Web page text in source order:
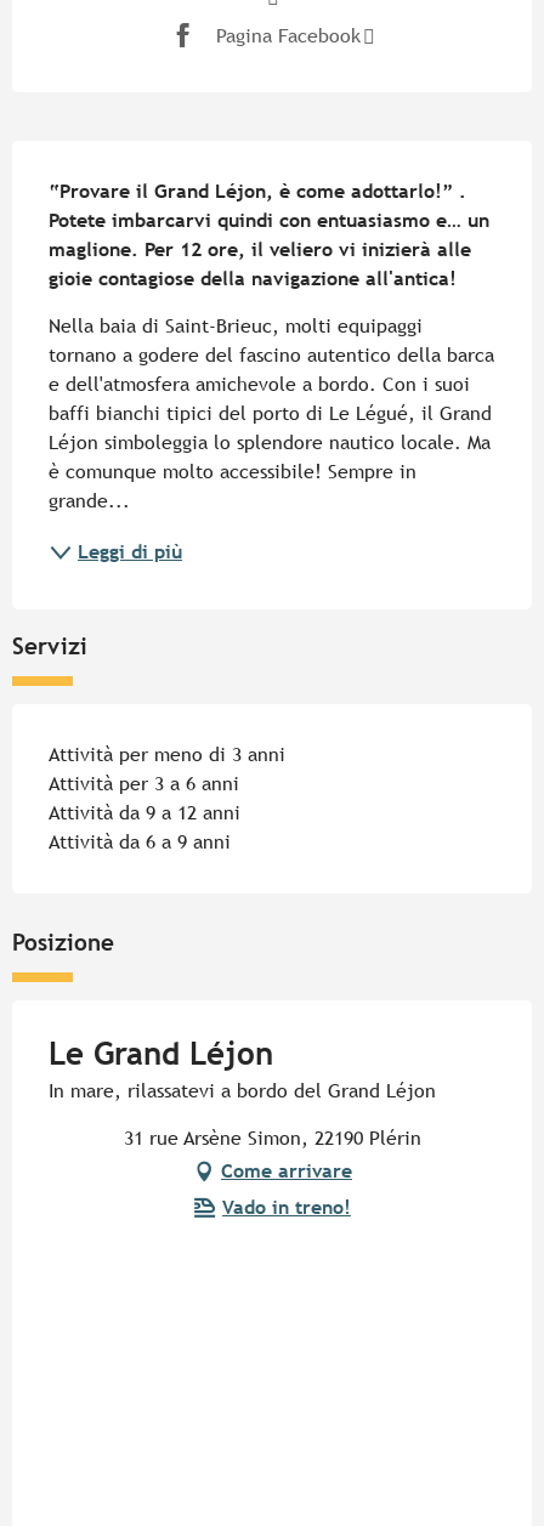
Pagina Facebook
“Provare il Grand Léjon, è come adottarlo!” .
Potete imbarcarvi quindi con entuasiasmo e… un
maglione. Per 12 ore, il veliero vi inizierà alle
gioie contagiose della navigazione all'antica!
Nella baia di Saint-Brieuc, molti equipaggi
tornano a godere del fascino autentico della barca
e dell'atmosfera amichevole a bordo. Con i suoi
baffi bianchi tipici del porto di Le Légué, il Grand
Léjon simboleggia lo splendore nautico locale. Ma
è comunque molto accessibile! Sempre in
grande...
Leggi di più
Servizi
Attività per meno di 3 anni
Attività per 3 a 6 anni
Attività da 9 a 12 anni
Attività da 6 a 9 anni
Posizione
Le Grand Léjon
In mare, rilassatevi a bordo del Grand Léjon
31 rue Arsène Simon, 22190 Plérin
Come arrivare
Vado in treno!